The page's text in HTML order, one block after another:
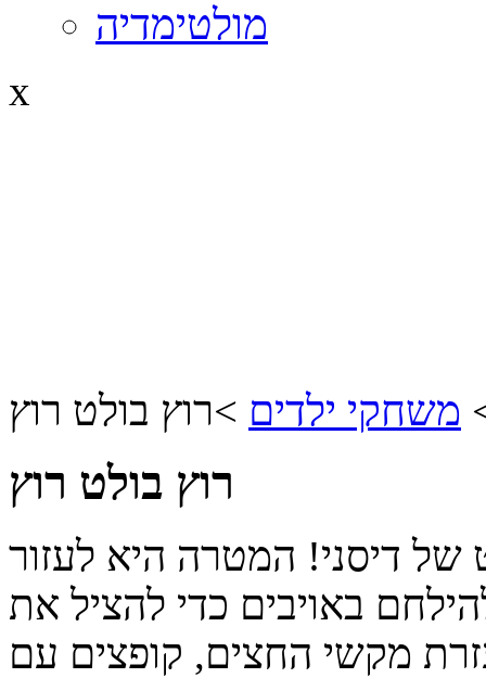
מולטימדיה
x
משחקי ילדים >רוץ בולט רוץ
רוץ בולט רוץ
דיסני! המטרה היא לעזור
באויבים כדי להציל את
מקשי החצים, קופצים עם